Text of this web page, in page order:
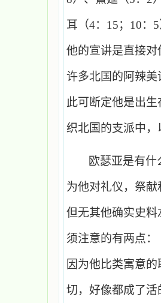
耳（4： 15； 10： 5
他的宣讲是直接
许多北国的阿辣
此可断定他是出
织北国的支派中
欧瑟亚是有
为他对礼仪，祭
但无其他确实史
须注意的有两点
因为他比类寓意
切，好像都成了